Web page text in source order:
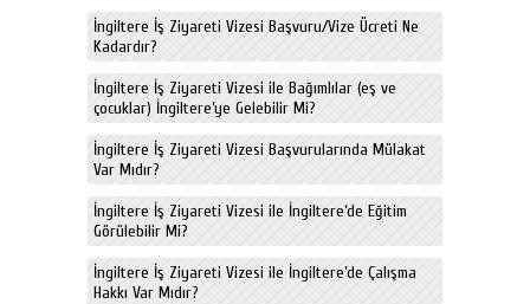
İngiltere İş Ziyareti Vizesi Başvuru/Vize Ücreti Ne
Kadardır?
İngiltere İş Ziyareti Vizesi ile Bağımlılar (eş ve
çocuklar) İngiltere’ye Gelebilir Mi?
İngiltere İş Ziyareti Vizesi Başvurularında Mülakat
Var Mıdır?
İngiltere İş Ziyareti Vizesi ile İngiltere’de Eğitim
Görülebilir Mi?
İngiltere İş Ziyareti Vizesi ile İngiltere’de Çalışma
Hakkı Var Mıdır?